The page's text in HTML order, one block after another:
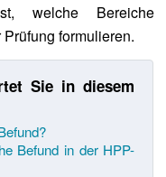
welche Bereiche
formulieren.
Sie in diesem
Befund in der HPP-